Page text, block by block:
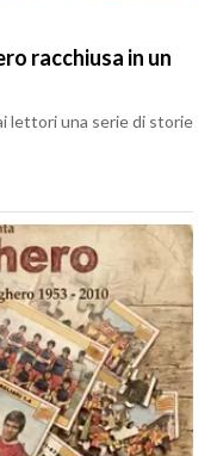
racchiusa in un
lettori una serie di storie